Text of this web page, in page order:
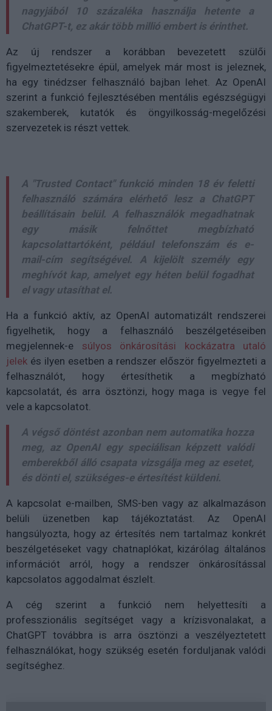
nagyjából 10 százaléka használja hetente a
ChatGPT-t, ez akár több millió embert is érinthet.
Az új rendszer a korábban bevezetett szülői
figyelmeztetésekre épül, amelyek már most is jeleznek,
ha egy tinédzser felhasználó bajban lehet. Az OpenAI
szerint a funkció fejlesztésében mentális egészségügyi
szakemberek, kutatók és öngyilkosság-megelőzési
szervezetek is részt vettek.
A "Trusted Contact" funkció minden 18 év feletti
felhasználó számára elérhető lesz a ChatGPT
beállításain belül. A felhasználók megadhatnak
egy másik felnőttet megbízható
kapcsolattartóként, például telefonszám és e-
mail-cím segítségével. A kijelölt személy egy
meghívót kap, amelyet egy héten belül fogadhat
el vagy utasíthat el.
Ha a funkció aktív, az OpenAI automatizált rendszerei
figyelhetik, hogy a felhasználó beszélgetéseiben
megjelennek-e súlyos önkárosítási kockázatra utaló
jelek és ilyen esetben a rendszer először figyelmezteti a
felhasználót, hogy értesíthetik a megbízható
kapcsolatát, és arra ösztönzi, hogy maga is vegye fel
vele a kapcsolatot.
A végső döntést azonban nem automatika hozza
meg, az OpenAI egy speciálisan képzett valódi
emberekből álló csapata vizsgálja meg az esetet,
és dönti el, szükséges-e értesítést küldeni.
A kapcsolat e-mailben, SMS-ben vagy az alkalmazáson
belüli üzenetben kap tájékoztatást. Az OpenAI
hangsúlyozta, hogy az értesítés nem tartalmaz konkrét
beszélgetéseket vagy chatnaplókat, kizárólag általános
információt arról, hogy a rendszer önkárosítással
kapcsolatos aggodalmat észlelt.
A cég szerint a funkció nem helyettesíti a
professzionális segítséget vagy a krízisvonalakat, a
ChatGPT továbbra is arra ösztönzi a veszélyeztetett
felhasználókat, hogy szükség esetén forduljanak valódi
segítséghez.